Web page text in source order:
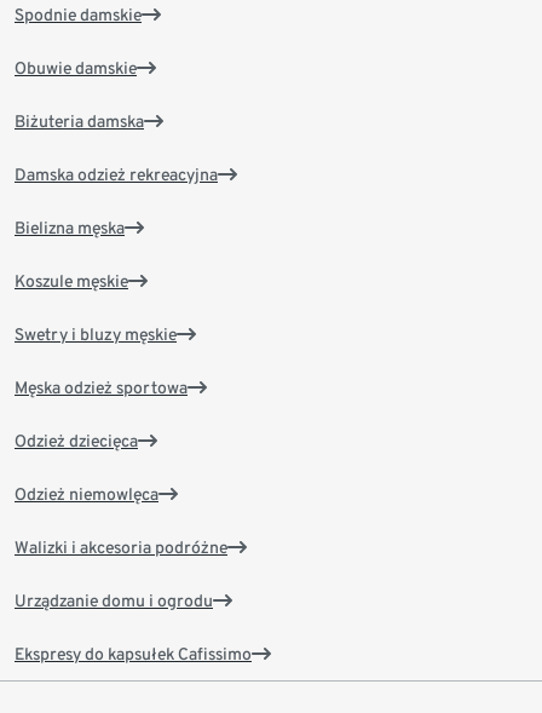
Spodnie damskie
Obuwie damskie
Biżuteria damska
Damska odzież rekreacyjna
Bielizna męska
Koszule męskie
Swetry i bluzy męskie
Męska odzież sportowa
Odzież dziecięca
Odzież niemowlęca
Walizki i akcesoria podróżne
Urządzanie domu i ogrodu
Ekspresy do kapsułek Cafissimo